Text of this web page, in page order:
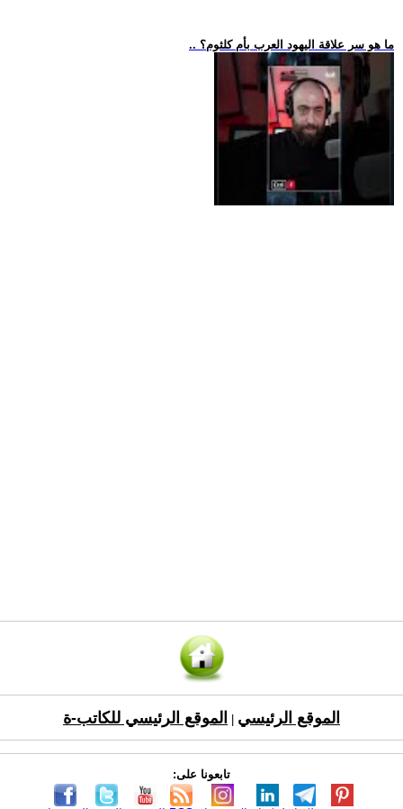
.. ما هو سر علاقة اليهود العرب بأم كلثوم؟
الموقع الرئيسي الموقع الرئيسي للكاتب-ة
تابعونا على: